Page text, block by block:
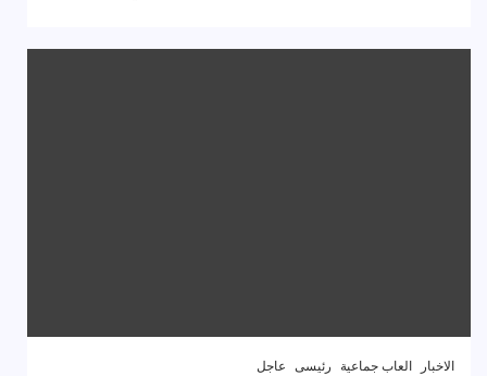
الاخبار العاب جماعية رئيسى عاجل